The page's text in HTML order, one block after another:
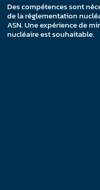
Des compétences sont
de la réglementation
ASN. Une expérience de
nucléaire est souhaitable.